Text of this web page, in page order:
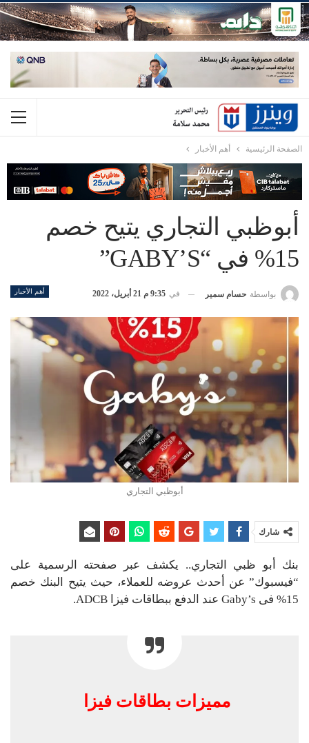
الصفحة الرئيسية أهم الأخبار
أبوظبي التجاري يتيح خصم
15% في “GABY’S”
أهم الأخبار بواسطة حسام سمير في 9:35 م 21 أبريل، 2022
أبوظبي التجاري
شارك
بنك أبو ظبي التجاري.. يكشف عبر صفحته الرسمية على
“فيسبوك” عن أحدث عروضه للعملاء، حيث يتيح البنك خصم
15% فى Gaby’s عند الدفع ببطاقات فيزا ADCB.
مميزات بطاقات فيزا